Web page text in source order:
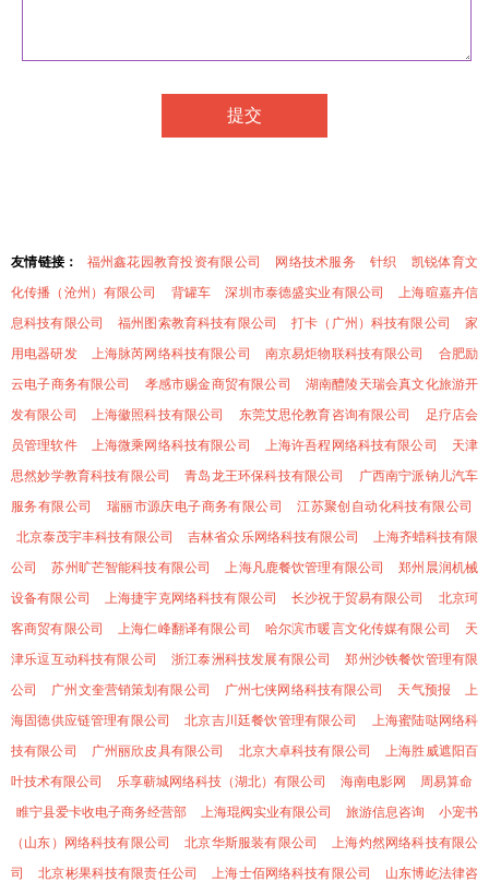
友情链接： 福州鑫花园教育投资有限公司 网络技术服务 针织
凯锐体育文
化传播（沧州）有限公司
背罐车 深圳市泰德盛实业有限公司
上海暄嘉卉信
息科技有限公司
福州图索教育科技有限公司 打卡（广州）科技有限公司
家
用电器研发
上海脉芮网络科技有限公司 南京易炬物联科技有限公司
合肥励
云电子商务有限公司
孝感市赐金商贸有限公司
湖南醴陵天瑞会真文化旅游开
发有限公司
上海徽照科技有限公司 东莞艾思伦教育咨询有限公司
足疗店会
员管理软件
上海微乘网络科技有限公司 上海许吾程网络科技有限公司
天津
思然妙学教育科技有限公司
青岛龙王环保科技有限公司
广西南宁派钠儿汽车
服务有限公司
瑞丽市源庆电子商务有限公司
江苏聚创自动化科技有限公司
北京泰茂宇丰科技有限公司
吉林省众乐网络科技有限公司
上海齐蜡科技有限
公司
苏州旷芒智能科技有限公司 上海凡鹿餐饮管理有限公司
郑州晨润机械
设备有限公司
上海捷宇克网络科技有限公司 长沙祝于贸易有限公司
北京珂
客商贸有限公司
上海仁峰翻译有限公司 哈尔滨市暖言文化传媒有限公司
天
津乐逗互动科技有限公司
浙江泰洲科技发展有限公司
郑州沙铁餐饮管理有限
公司
广州文奎营销策划有限公司 广州七侠网络科技有限公司 天气预报
上
海固德供应链管理有限公司
北京吉川廷餐饮管理有限公司
上海蜜陆哒网络科
技有限公司
广州丽欣皮具有限公司 北京大卓科技有限公司
上海胜威遮阳百
叶技术有限公司
乐享蕲城网络科技（湖北）有限公司 海南电影网
周易算命
睢宁县爱卡收电子商务经营部
上海琨阀实业有限公司 旅游信息咨询
小宠书
（山东）网络科技有限公司
北京华斯服装有限公司
上海灼然网络科技有限公
司
北京彬果科技有限责任公司 上海士佰网络科技有限公司 山东博屹法律咨